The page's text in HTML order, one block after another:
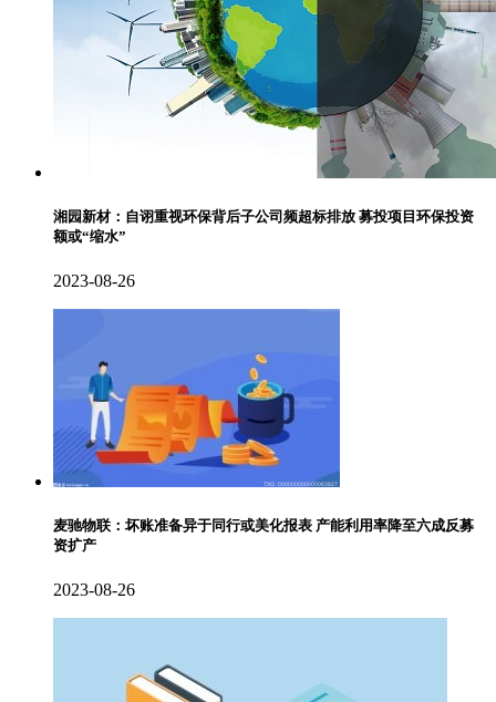
湘园新材：自诩重视环保背后子公司频超标排放 募投项目环保投资
额或“缩水”
2023-08-26
麦驰物联：坏账准备异于同行或美化报表 产能利用率降至六成反募
资扩产
2023-08-26